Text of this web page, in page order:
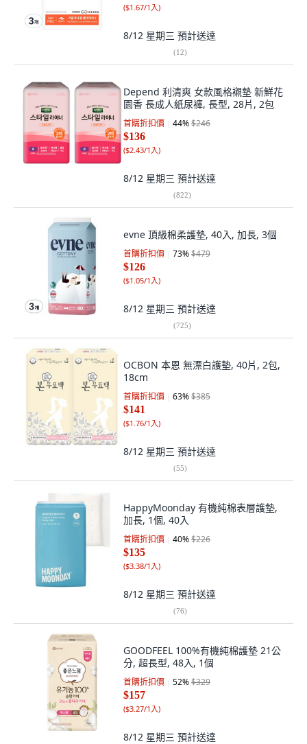
($1.67/1入)
8/12 星期三 預計送達
(12)
Depend 利清爽 女款風格襯墊 新鮮花
園香 長成人紙尿褲, 長型, 28片, 2包
首購折扣價 44%$246
$136
($2.43/1入)
8/12 星期三 預計送達
(822)
evne 頂級棉柔護墊, 40入, 加長, 3個
首購折扣價 73%$479
$126
($1.05/1入)
8/12 星期三 預計送達
(725)
OCBON 本恩 無漂白護墊, 40片, 2包,
18cm
首購折扣價 63%$385
$141
($1.76/1入)
8/12 星期三 預計送達
(55)
HappyMoonday 有機純棉表層護墊,
加長, 1個, 40入
首購折扣價 40%$226
$135
($3.38/1入)
8/12 星期三 預計送達
(76)
GOODFEEL 100%有機純棉護墊 21公
分, 超長型, 48入, 1個
首購折扣價 52%$329
$157
($3.27/1入)
8/12 星期三 預計送達